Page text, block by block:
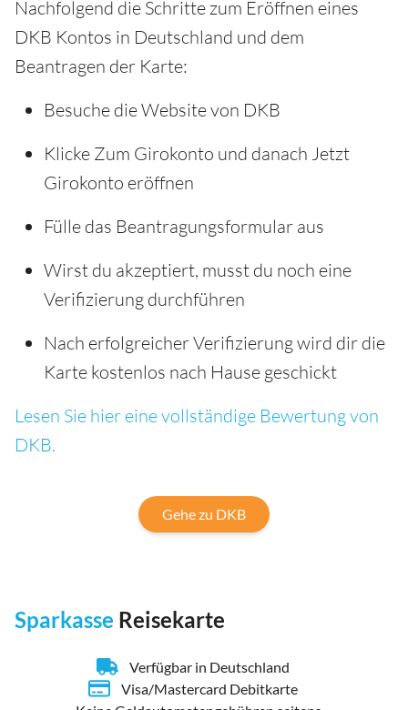
Nachfolgend die Schritte zum Eröffnen eines
DKB Kontos in Deutschland und dem
Beantragen der Karte:
Besuche die Website von DKB
Klicke Zum Girokonto und danach Jetzt
Girokonto eröffnen
Fülle das Beantragungsformular aus
Wirst du akzeptiert, musst du noch eine
Verifizierung durchführen
Nach erfolgreicher Verifizierung wird dir die
Karte kostenlos nach Hause geschickt
Lesen Sie hier eine vollständige Bewertung von
DKB.
Gehe zu DKB
Sparkasse Reisekarte
Verfügbar in Deutschland
Visa/Mastercard Debitkarte